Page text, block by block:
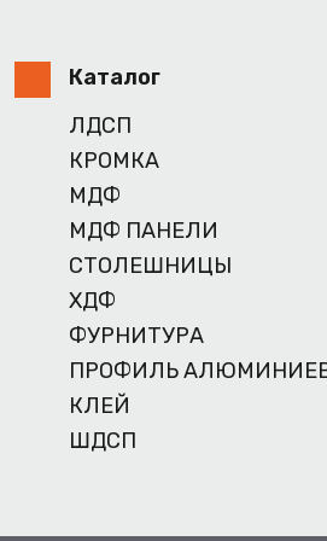
Каталог
ЛДСП
КРОМКА
МДФ
МДФ ПАНЕЛИ
СТОЛЕШНИЦЫ
ХДФ
ФУРНИТУРА
ПРОФИЛЬ
КЛЕЙ
ШДСП